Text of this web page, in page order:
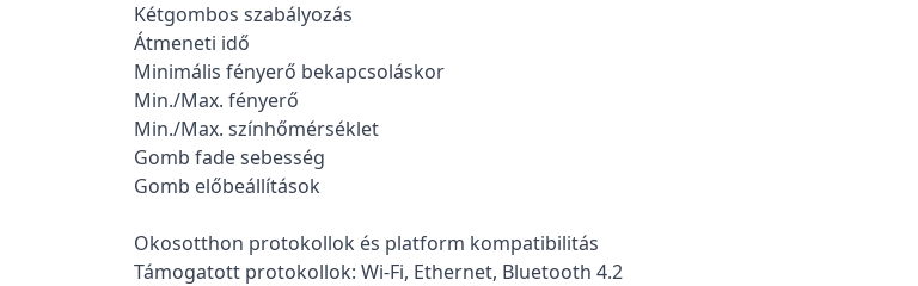
Kétgombos szabályozás
Átmeneti idő
Minimális fényerő bekapcsoláskor
Min./Max. fényerő
Min./Max. színhőmérséklet
Gomb fade sebesség
Gomb előbeállítások
Okosotthon protokollok és platform kompatibilitás
Támogatott protokollok: Wi-Fi, Ethernet, Bluetooth 4.2